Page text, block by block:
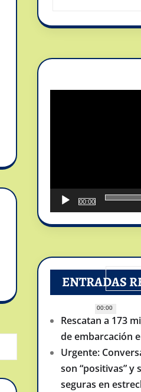
00:00
00:00
ENTRADAS
Rescatan a 173
de embarcación
Urgente:
son “positivas” y
seguras en